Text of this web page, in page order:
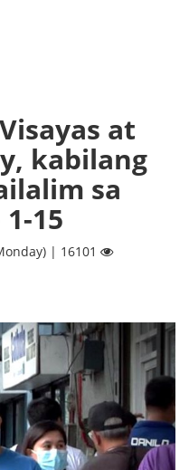
at
kabilang
sa
15
| 16101